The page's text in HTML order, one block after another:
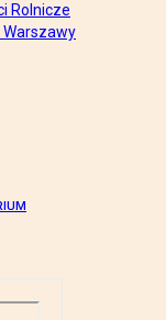
Rolnicze
Warszawy